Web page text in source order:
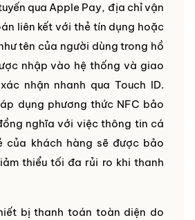
qua Apple Pay, địa chỉ vận
liên kết với thẻ tín dụng hoặc
tên của người dùng trong hồ
nhập vào hệ thống và giao
nhận nhanh qua Touch ID.
dụng phương thức NFC bảo
nghĩa với việc thông tin cá
của khách hàng sẽ được bảo
thiểu tối đa rủi ro khi thanh
bị thanh toán toàn diện do